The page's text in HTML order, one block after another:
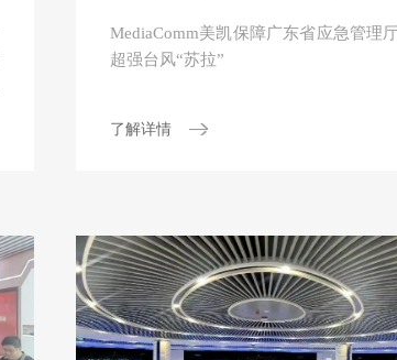
MediaComm美凯保障广东省应急管理
超强台风“苏拉”
了解详情